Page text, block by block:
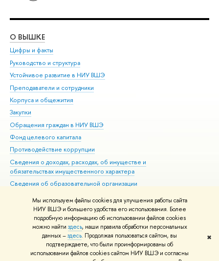
Мы используем файлы cookies для улучшения работы сайта
НИУ ВШЭ и большего удобства его использования. Более
подробную информацию об использовании файлов cookies
можно найти здесь, наши правила обработки персональных
данных –здесь. Продолжая пользоваться сайтом, вы
подтверждаете, что были проинформированы об
использовании файлов cookies сайтом НИУ ВШЭ и согласны
✖
О ВЫШКЕ
Цифры и факты
Руководство и структура
Устойчивое развитие в НИУ ВШЭ
Преподаватели и сотрудники
Корпуса и общежития
Закупки
Обращения граждан в НИУ ВШЭ
Фонд целевого капитала
Противодействие коррупции
Сведения о доходах, расходах, об имуществе и
обязательствах имущественного характера
Сведения об образовательной организации
Людям с ограниченными возможностями здоровья
Единая платежная страница
Работа в Вышке
© НИУ ВШЭ 1993–2026 Адреса и контакты Условия использования